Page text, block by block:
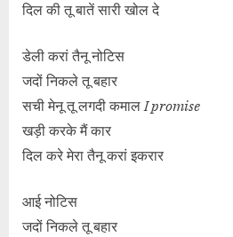
दिल की तू बातें सारी खोल दे
डेली करां तैनू नोटिस
जदों निकले तू बहार
सची मेनू तू लगदी कमालI promise
खड़ी करके मैं कार
दिल करे मेरा तैनू करां इकरार
आई नोटिस
जदों निकले तू बहार